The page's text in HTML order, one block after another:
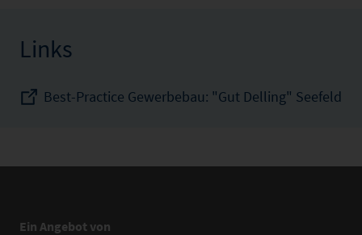
Links
Best-Practice Gewerbebau: "Gut Delling" Seefeld
Ein Angebot von